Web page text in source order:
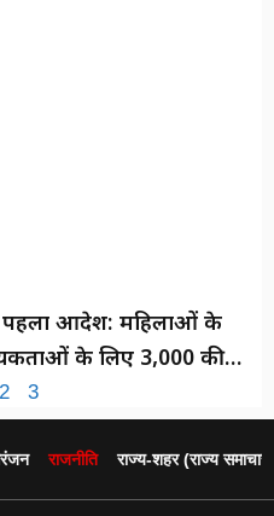
पहला आदेश: महिलाओं के
के लिए ₹3,000 की
2 3
राजनीति राज्य‑शहर (राज्य समाचार)